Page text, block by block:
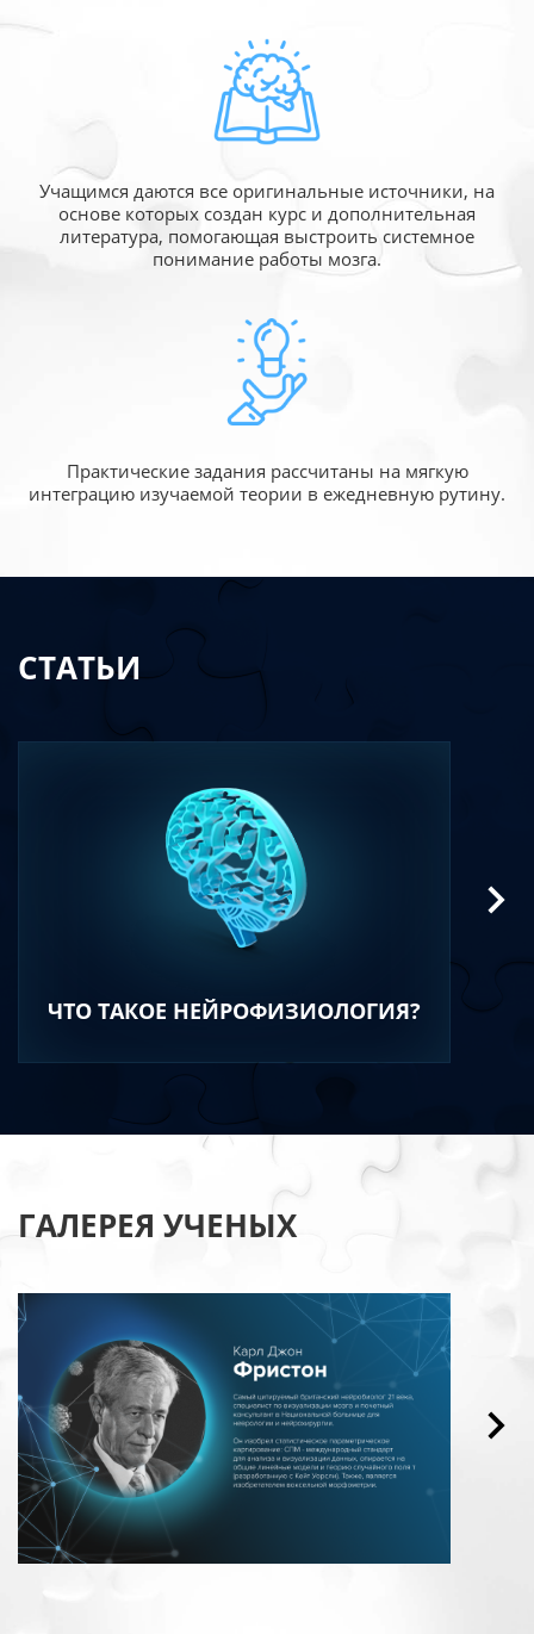
Учащимся даются все оригинальные источники, на
основе которых создан курс и дополнительная
литература, помогающая выстроить системное
понимание работы мозга.
Практические задания рассчитаны на мягкую
интеграцию изучаемой теории в ежедневную рутину.
СТАТЬИ
ЧТО ТАКОЕ НЕЙРОФИЗИОЛОГИЯ?
ГАЛЕРЕЯ УЧЕНЫХ